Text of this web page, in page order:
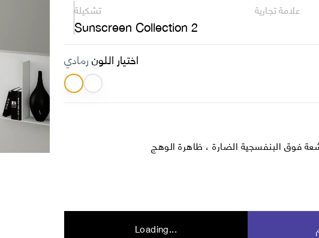
تشكيلة
Sunscreen Collection 2
علامة تجارية
اختيار اللونرمادي
Loading...